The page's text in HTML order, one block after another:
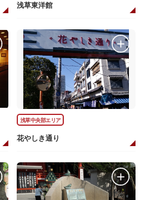
浅草東洋館
浅草中央部エリア
花やしき通り